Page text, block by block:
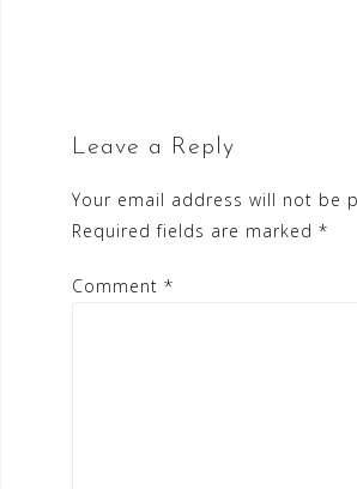
Leave a Reply
Your email address will not be
Required fields are marked *
Comment *